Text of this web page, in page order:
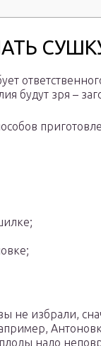
будут зря –
не избрали,
надо